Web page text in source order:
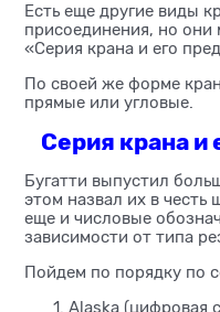
Есть еще другие виды
присоединения, но они
«Серия крана и его
По своей же форме
прямые или угловые.
Серия крана и
Бугатти выпустил
этом назвал их в
еще и числовые
зависимости от типа
Пойдем по порядку по
Alaska (цифровая